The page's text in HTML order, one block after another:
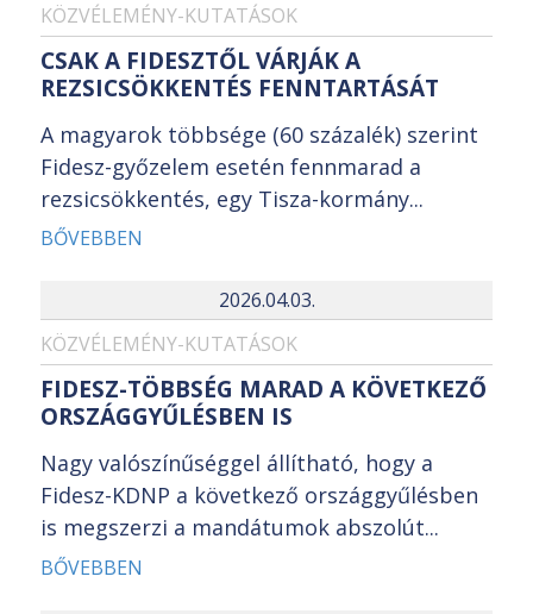
KÖZVÉLEMÉNY-KUTATÁSOK
CSAK A FIDESZTŐL VÁRJÁK A
REZSICSÖKKENTÉS FENNTARTÁSÁT
A magyarok többsége (60 százalék) szerint
Fidesz-győzelem esetén fennmarad a
rezsicsökkentés, egy Tisza-kormány...
BŐVEBBEN
2026.04.03.
KÖZVÉLEMÉNY-KUTATÁSOK
FIDESZ-TÖBBSÉG MARAD A KÖVETKEZŐ
ORSZÁGGYŰLÉSBEN IS
Nagy valószínűséggel állítható, hogy a
Fidesz-KDNP a következő országgyűlésben
is megszerzi a mandátumok abszolút...
BŐVEBBEN